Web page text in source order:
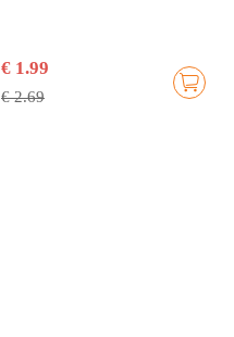
€ 1.99
€ 2.69